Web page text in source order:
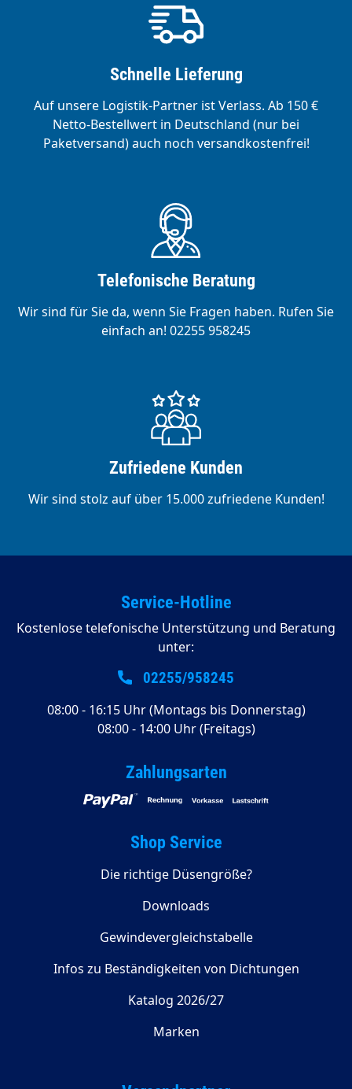
Schnelle Lieferung
Auf unsere Logistik-Partner ist Verlass. Ab 150 €
Netto-Bestellwert in Deutschland (nur bei
Paketversand) auch noch versandkostenfrei!
Telefonische Beratung
Wir sind für Sie da, wenn Sie Fragen haben. Rufen Sie
einfach an! 02255 958245
Zufriedene Kunden
Wir sind stolz auf über 15.000 zufriedene Kunden!
Service-Hotline
Kostenlose telefonische Unterstützung und Beratung
unter:
02255/958245
08:00 - 16:15 Uhr (Montags bis Donnerstag)
08:00 - 14:00 Uhr (Freitags)
Zahlungsarten
Shop Service
Die richtige Düsengröße?
Downloads
Gewindevergleichstabelle
Infos zu Beständigkeiten von Dichtungen
Katalog 2026/27
Marken